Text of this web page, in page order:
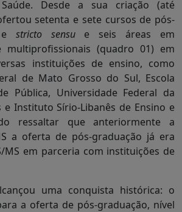
Desde a sua criação (até
setenta e sete cursos de pós-
stricto sensue seis áreas em
multiprofissionais (quadro 01) em
instituições de ensino, como
de Mato Grosso do Sul, Escola
Pública, Universidade Federal da
e Instituto Sírio-Libanês de Ensino e
ressaltar que anteriormente a
a oferta de pós-graduação já era
MS em parceria com instituições de
uma conquista histórica: o
a oferta de pós-graduação, nível